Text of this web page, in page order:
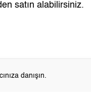
satın alabilirsiniz.
danışın.